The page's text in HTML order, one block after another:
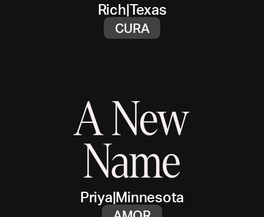
Rich|Texas
CURA
Priya|Minnesota